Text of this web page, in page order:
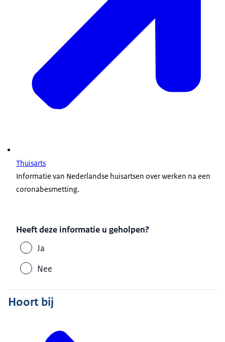
Thuisarts
Informatie van Nederlandse huisartsen over werken na een
coronabesmetting.
Heeft deze informatie u geholpen?
Ja
Nee
Hoort bij